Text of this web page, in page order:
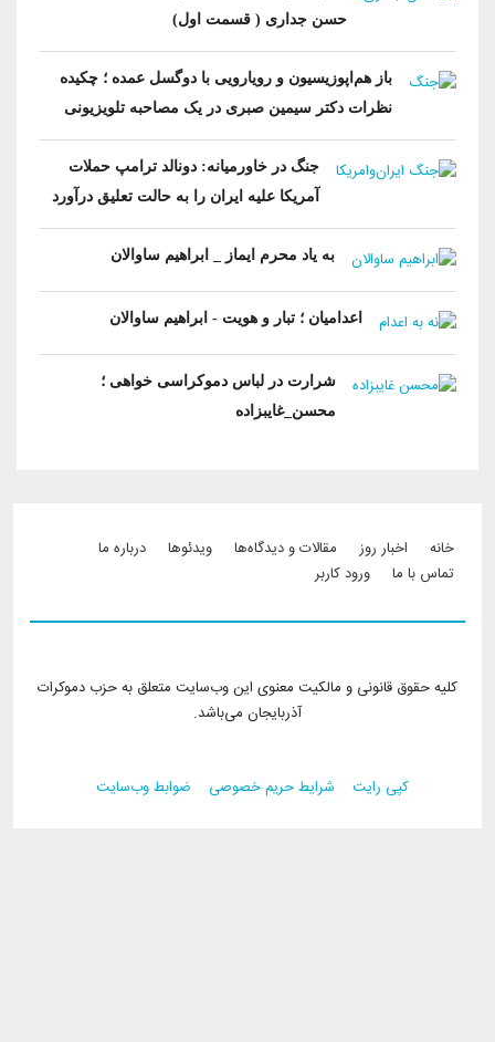
حسن جداری ( قسمت اول)
باز هم‌اپوزیسیون‌ و رویارویی با ‌دو‌گسل عمده ؛ چکیده
نظرات دکتر سیمین صبری در یک مصاحبه تلویزیونی
جنگ در خاورمیانه: دونالد ترامپ حملات
آمریکا علیه ایران را به حالت تعلیق درآورد
به یاد محرم ایماز _ ابراهیم ساوالان
اعدامیان ؛ تبار و هویت - ابراهیم ساوالان
شرارت در لباس دموکراسی‌ خواهی ؛
محسن_غایبزاده
Footer menu
خانه اخبار روز مقالات و دیدگاه‌ها ویدئو‌ها
درباره ما
تماس با ما
ورود کاربر
کلیه حقوق قانونی و مالکیت معنوی این وب‌سایت متعلق به حزب دموکرات
آذربایجان می‌باشد.
کپی رایت شرایط حریم خصوصی ضوابط وب‌سایت